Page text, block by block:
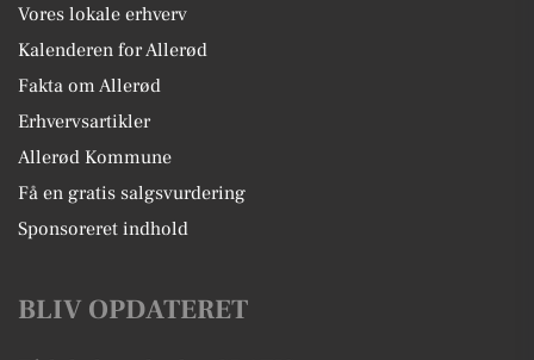
Vores lokale erhverv
Kalenderen for Allerød
Fakta om Allerød
Erhvervsartikler
Allerød Kommune
Få en gratis salgsvurdering
Sponsoreret indhold
BLIV OPDATERET